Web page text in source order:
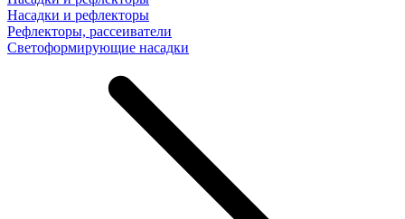
Насадки и рефлекторы
Рефлекторы, рассеиватели
Светоформирующие насадки